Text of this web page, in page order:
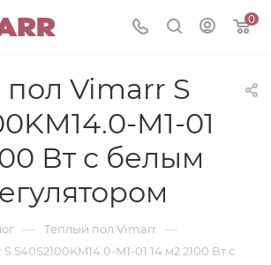
0
Vimarr S
M1-01
Вт с белым
— Теплый пол Vimarr —
540S2100KM14.0-M1-01 14 м2 2100 Вт с